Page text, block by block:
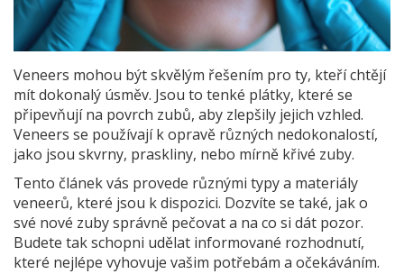
Veneers mohou být skvělým řešením pro ty, kteří chtějí
mít dokonalý úsměv. Jsou to tenké plátky, které se
připevňují na povrch zubů, aby zlepšily jejich vzhled.
Veneers se používají k opravě různých nedokonalostí,
jako jsou skvrny, praskliny, nebo mírně křivé zuby.
Tento článek vás provede různými typy a materiály
veneerů, které jsou k dispozici. Dozvíte se také, jak o
své nové zuby správně pečovat a na co si dát pozor.
Budete tak schopni udělat informované rozhodnutí,
které nejlépe vyhovuje vašim potřebám a očekáváním.